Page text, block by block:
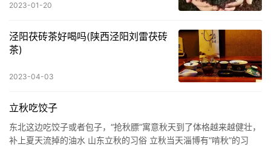
2023-01-20
泾阳茯砖茶好喝吗(陕西泾阳刘雷茯砖
茶)
2023-04-03
立秋吃饺子
东北这边吃饺子或者包子，“抢秋膘”寓意秋天到了体格越来越健壮，
补上夏天流掉的油水 山东立秋的习俗 立秋当天淄博有“啃秋”的习